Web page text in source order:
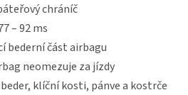
chráníč
– 92 ms
bederní část airbagu
neomezuje za jízdy
klíční kosti, pánve a kostrče